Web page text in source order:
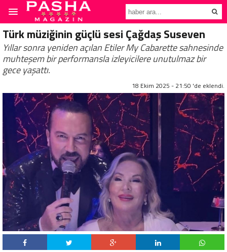
Türk müziğinin güçlü sesi Çağdaş Suseven
Yıllar sonra yeniden açılan Etiler My Cabarette sahnesinde
muhteşem bir performansla izleyicilere unutulmaz bir
gece yaşattı.
18 Ekim 2025 - 21:50 'de eklendi.